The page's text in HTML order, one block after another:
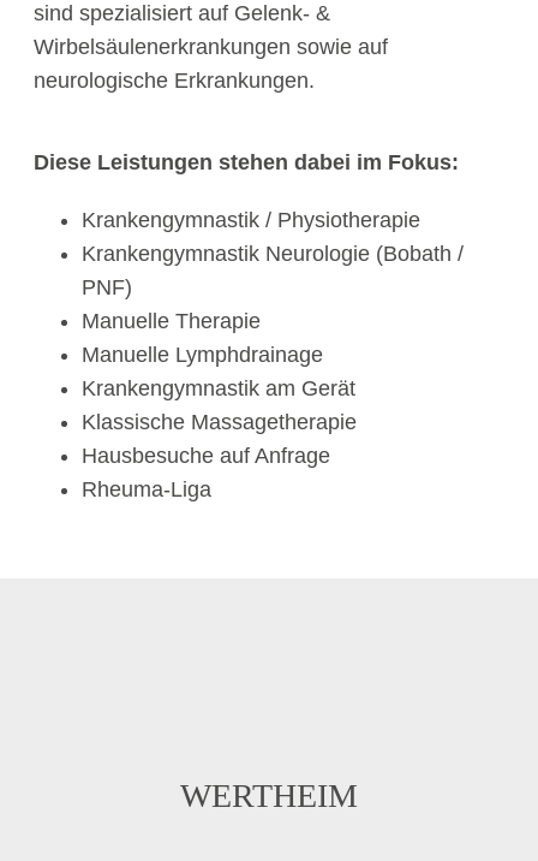
sind spezialisiert auf Gelenk- &
Wirbelsäulenerkrankungen sowie auf
neurologische Erkrankungen.
Diese Leistungen stehen dabei im Fokus:
Krankengymnastik / Physiotherapie
Krankengymnastik Neurologie (Bobath /
PNF)
Manuelle Therapie
Manuelle Lymphdrainage
Krankengymnastik am Gerät
Klassische Massagetherapie
Hausbesuche auf Anfrage
Rheuma-Liga
WERTHEIM